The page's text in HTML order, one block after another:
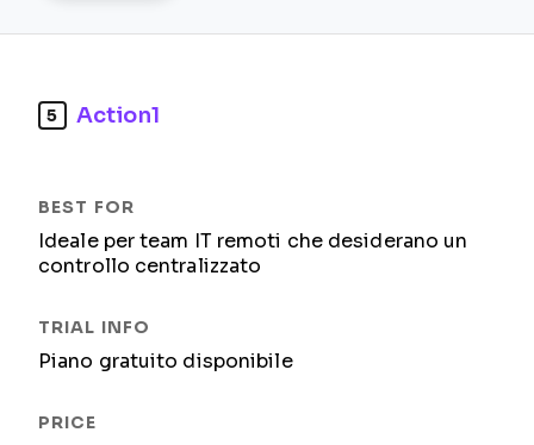
5 Action1
Ideale per team IT remoti che desiderano un
controllo centralizzato
Piano gratuito disponibile